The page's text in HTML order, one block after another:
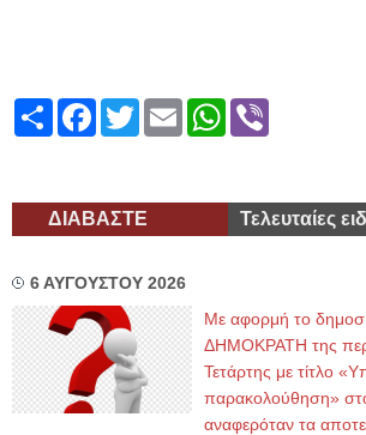
ShareFacebook
TwitterEmailWhatsApp
ΔΙΑΒΑΣΤΕ Τελευταίες
6 ΑΥΓΟΥΣΤΟΥ 2026
Με αφορμή το
ΔΗΜΟΚΡΑΤΗ της
Τετάρτης με τίτλο
παρακολούθηση»
αναφερόταν τα